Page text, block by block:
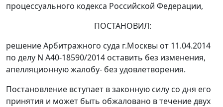
процессуального кодекса Российской Федерации,
ПОСТАНОВИЛ:
решениеАрбитражного суда г.Москвы от 11.04.2014
по делу N А40-18590/2014 оставить без изменения,
апелляционную жалобу- без удовлетворения.
Постановление вступает в законную силу со дня его
принятия и может быть обжаловано в течение двух